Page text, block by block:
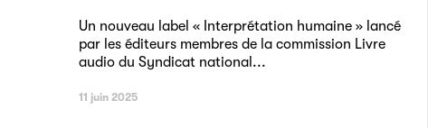
Un nouveau label « Interprétation humaine » lancé
par les éditeurs membres de la commission Livre
audio du Syndicat national...
11 juin 2025